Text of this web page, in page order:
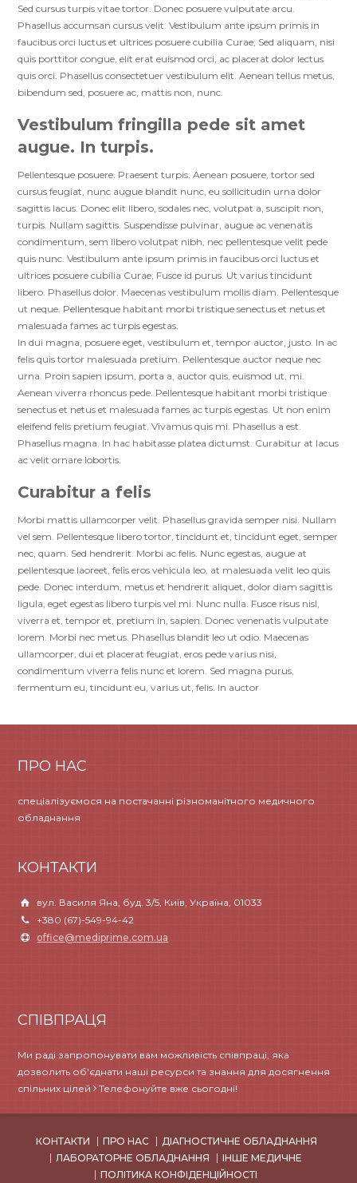
Sed cursus turpis vitae tortor. Donec posuere vulputate arcu.
Phasellus accumsan cursus velit. Vestibulum ante ipsum primis in
faucibus orci luctus et ultrices posuere cubilia Curae; Sed aliquam, nisi
quis porttitor congue, elit erat euismod orci, ac placerat dolor lectus
quis orci. Phasellus consectetuer vestibulum elit. Aenean tellus metus,
bibendum sed, posuere ac, mattis non, nunc.
Vestibulum fringilla pede sit amet
augue. In turpis.
Pellentesque posuere. Praesent turpis. Aenean posuere, tortor sed
cursus feugiat, nunc augue blandit nunc, eu sollicitudin urna dolor
sagittis lacus. Donec elit libero, sodales nec, volutpat a, suscipit non,
turpis. Nullam sagittis. Suspendisse pulvinar, augue ac venenatis
condimentum, sem libero volutpat nibh, nec pellentesque velit pede
quis nunc. Vestibulum ante ipsum primis in faucibus orci luctus et
ultrices posuere cubilia Curae; Fusce id purus. Ut varius tincidunt
libero. Phasellus dolor. Maecenas vestibulum mollis diam. Pellentesque
ut neque. Pellentesque habitant morbi tristique senectus et netus et
malesuada fames ac turpis egestas.
In dui magna, posuere eget, vestibulum et, tempor auctor, justo. In ac
felis quis tortor malesuada pretium. Pellentesque auctor neque nec
urna. Proin sapien ipsum, porta a, auctor quis, euismod ut, mi.
Aenean viverra rhoncus pede. Pellentesque habitant morbi tristique
senectus et netus et malesuada fames ac turpis egestas. Ut non enim
eleifend felis pretium feugiat. Vivamus quis mi. Phasellus a est.
Phasellus magna. In hac habitasse platea dictumst. Curabitur at lacus
ac velit ornare lobortis.
Curabitur a felis
Morbi mattis ullamcorper velit. Phasellus gravida semper nisi. Nullam
vel sem. Pellentesque libero tortor, tincidunt et, tincidunt eget, semper
nec, quam. Sed hendrerit. Morbi ac felis. Nunc egestas, augue at
pellentesque laoreet, felis eros vehicula leo, at malesuada velit leo quis
pede. Donec interdum, metus et hendrerit aliquet, dolor diam sagittis
ligula, eget egestas libero turpis vel mi. Nunc nulla. Fusce risus nisl,
viverra et, tempor et, pretium in, sapien. Donec venenatis vulputate
lorem. Morbi nec metus. Phasellus blandit leo ut odio. Maecenas
ullamcorper, dui et placerat feugiat, eros pede varius nisi,
condimentum viverra felis nunc et lorem. Sed magna purus,
fermentum eu, tincidunt eu, varius ut, felis. In auctor
ПРО НАС
спеціалізуємося на постачанні різноманітного медичного
обладнання
КОНТАКТИ
вул. Василя Яна, буд. 3/5, Київ, Україна, 01033
+380 (67)-549-94-42
office@mediprime.com.ua
СПІВПРАЦЯ
Ми раді запропонувати вам можливість співпраці, яка
дозволить об'єднати наші ресурси та знання для досягнення
спільних цілей Телефонуйте вже сьогодні!
КОНТАКТИ ПРО НАС
ДІАГНОСТИЧНЕ ОБЛАДНАННЯ
ЛАБОРАТОРНЕ ОБЛАДНАННЯ
ІНШЕ МЕДИЧНЕ
ПОЛІТИКА КОНФІДЕНЦІЙНОСТІ